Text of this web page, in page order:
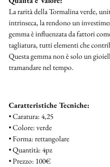
La rarità della Tormalina verde,
intrinseca, la rendono un
gemma è influenzata da fattori
tagliatura, tutti elementi che
Questa gemma non è solo un
tramandare nel tempo.
Caratteristiche Tecniche:
• Caratura: 4,25
• Colore: verde
• Forma: rettangolare
• Quantità: 4pz
• Prezzo: 100€